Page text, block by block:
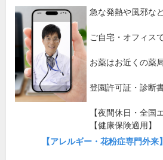
急な発熱や風邪な
ご自宅・オフィス
お薬はお近くの薬
登園許可証・診断
【夜間休日・全国
【健康保険適用】
【アレルギー・花粉症専門外来